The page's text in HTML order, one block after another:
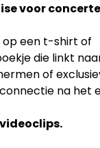
voor
op een t-shirt of
die linkt
of
na het